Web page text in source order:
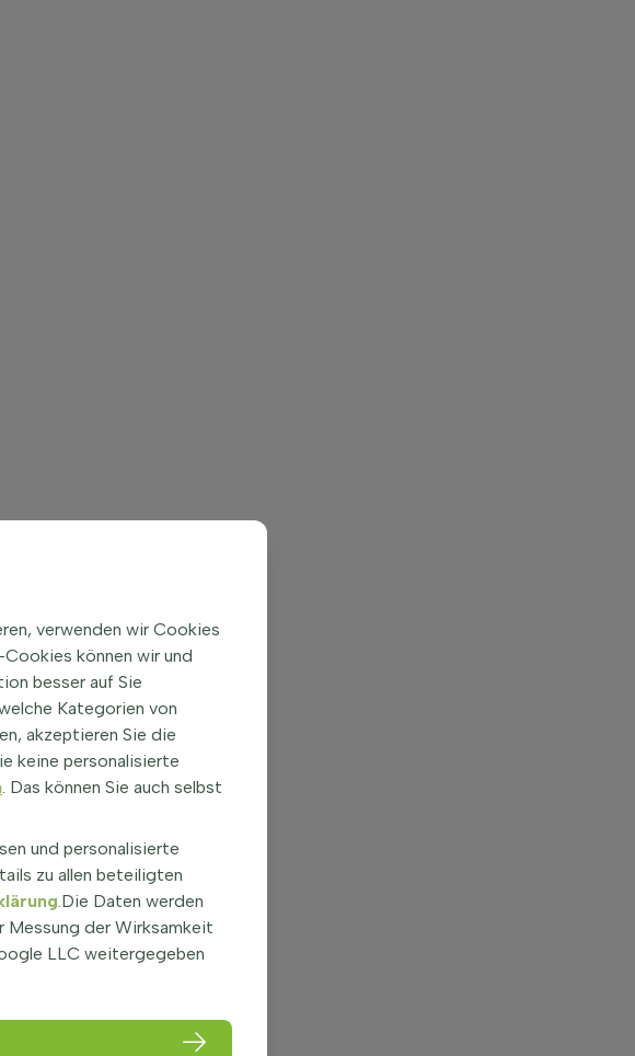
verwenden wir Cookies
können wir und
besser auf Sie
Kategorien von
akzeptieren Sie die
keine personalisierte
. Das können Sie auch selbst
und personalisierte
zu allen beteiligten
.Die Daten werden
Messung der Wirksamkeit
LLC weitergegeben